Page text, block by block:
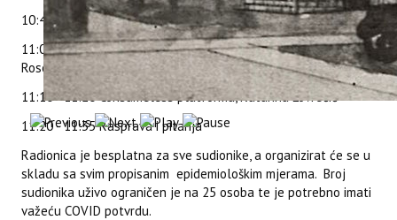
10:40 - 11:00 ConsumeLess model – kriteriji, Tina Šugar Korda
11:00 - 11:10 Consume-less kampanja podizanja svijesti,
Rosela Kružić
11:10 - 11:20 Consumeless platforma, Katarina Lovrečić
11:20 - 11:35 Rasprava i pitanja
Radionica je besplatna za sve sudionike, a organizirat će se u
skladu sa svim propisanim epidemiološkim mjerama. Broj
sudionika uživo ograničen je na 25 osoba te je potrebno imati
važeću COVID potvrdu.